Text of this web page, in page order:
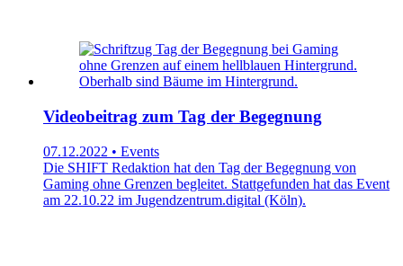
Videobeitrag zum Tag der Begegnung
07.12.2022 • Events
Die SHIFT Redaktion hat den Tag der Begegnung von
Gaming ohne Grenzen begleitet. Stattgefunden hat das Event
am 22.10.22 im Jugendzentrum.digital (Köln).